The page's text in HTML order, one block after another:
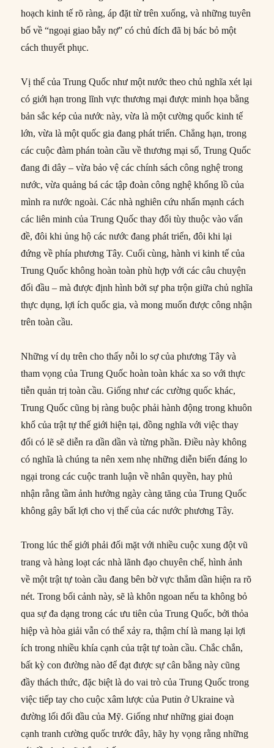
hoạch kinh tế rõ ràng, áp đặt từ trên xuống, và những tuyên
bố về “ngoại giao bẫy nợ” có chủ đích đã bị bác bỏ một
cách thuyết phục.
Vị thế của Trung Quốc như một nước theo chủ nghĩa xét lại
có giới hạn trong lĩnh vực thương mại được minh họa bằng
bản sắc kép của nước này, vừa là một cường quốc kinh tế
lớn, vừa là một quốc gia đang phát triển. Chẳng hạn, trong
các cuộc đàm phán toàn cầu về thương mại số, Trung Quốc
đang đi dây – vừa bảo vệ các chính sách công nghệ trong
nước, vừa quảng bá các tập đoàn công nghệ khổng lồ của
mình ra nước ngoài. Các nhà nghiên cứu nhấn mạnh cách
các liên minh của Trung Quốc thay đổi tùy thuộc vào vấn
đề, đôi khi ủng hộ các nước đang phát triển, đôi khi lại
đứng về phía phương Tây. Cuối cùng, hành vi kinh tế của
Trung Quốc không hoàn toàn phù hợp với các câu chuyện
đối đầu – mà được định hình bởi sự pha trộn giữa chủ nghĩa
thực dụng, lợi ích quốc gia, và mong muốn được công nhận
trên toàn cầu.
Những ví dụ trên cho thấy nỗi lo sợ của phương Tây và
tham vọng của Trung Quốc hoàn toàn khác xa so với thực
tiễn quản trị toàn cầu. Giống như các cường quốc khác,
Trung Quốc cũng bị ràng buộc phải hành động trong khuôn
khổ của trật tự thế giới hiện tại, đồng nghĩa với việc thay
đổi có lẽ sẽ diễn ra dần dần và từng phần. Điều này không
có nghĩa là chúng ta nên xem nhẹ những diễn biến đáng lo
ngại trong các cuộc tranh luận về nhân quyền, hay phủ
nhận rằng tầm ảnh hưởng ngày càng tăng của Trung Quốc
không gây bất lợi cho vị thế của các nước phương Tây.
Trong lúc thế giới phải đối mặt với nhiều cuộc xung đột vũ
trang và hàng loạt các nhà lãnh đạo chuyên chế, hình ảnh
về một trật tự toàn cầu đang bên bờ vực thẳm dần hiện ra rõ
nét. Trong bối cảnh này, sẽ là khôn ngoan nếu ta không bỏ
qua sự đa dạng trong các ưu tiên của Trung Quốc, bởi thỏa
hiệp và hòa giải vẫn có thể xảy ra, thậm chí là mang lại lợi
ích trong nhiều khía cạnh của trật tự toàn cầu. Chắc chắn,
bất kỳ con đường nào để đạt được sự cân bằng này cũng
đầy thách thức, đặc biệt là do vai trò của Trung Quốc trong
việc tiếp tay cho cuộc xâm lược của Putin ở Ukraine và
đường lối đối đầu của Mỹ. Giống như những giai đoạn
cạnh tranh cường quốc trước đây, hãy hy vọng rằng những